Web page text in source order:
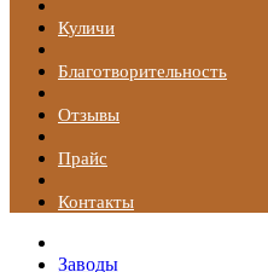
Куличи
Благотворительность
Отзывы
Прайс
Контакты
Заводы